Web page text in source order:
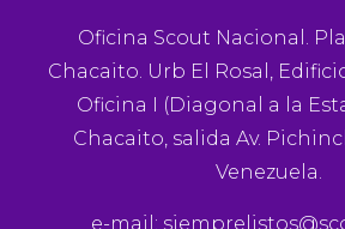
Oficina Scout Nacional.
Chacaito. Urb El Rosal,
Oficina I (Diagonal a la
Chacaito, salida Av.
Venezuela.
e-mail: